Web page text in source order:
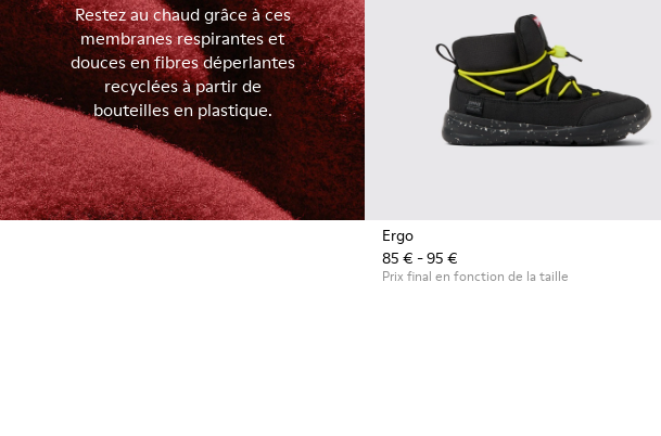
Restez au chaud grâce à ces
membranes respirantes et
douces en fibres déperlantes
recyclées à partir de
bouteilles en plastique.
Ergo
85 € - 95 €
Prix final en fonction de la taille